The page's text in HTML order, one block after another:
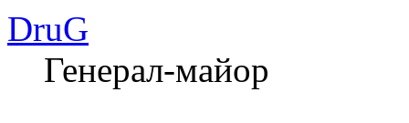
DruG
Генерал-майор